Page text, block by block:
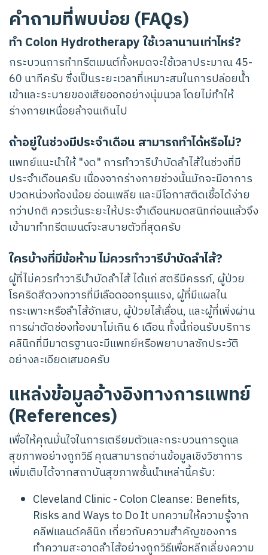
คำถามที่พบบ่อย (FAQs)
ทำ Colon Hydrotherapy ใช้เวลานานเท่าไหร่?
กระบวนการทำทรีตเมนต์ทั้งหมดจะใช้เวลาประมาณ 45-
60 นาทีครับ ซึ่งเป็นระยะเวลาที่เหมาะสมในการปล่อยน้ำ
เข้าและระบายของเสียออกอย่างนุ่มนวล โดยไม่ทำให้
ร่างกายเหนื่อยล้าจนเกินไป
ถ้าอยู่ในช่วงมีประจำเดือน สามารถทำได้หรือไม่?
แพทย์แนะนำให้ "งด" การทำวารีบำบัดลำไส้ในช่วงที่มี
ประจำเดือนครับ เนื่องจากร่างกายช่วงนั้นมักจะมีอาการ
ปวดหน่วงท้องน้อย อ่อนเพลีย และมีโอกาสติดเชื้อได้ง่าย
กว่าปกติ ควรเว้นระยะให้ประจำเดือนหมดสนิทก่อนแล้วจึง
เข้ามาทำทรีตเมนต์จะสบายตัวที่สุดครับ
ใครบ้างที่มีข้อห้าม ไม่ควรทำวารีบำบัดลำไส้?
ผู้ที่ไม่ควรทำวารีบำบัดลำไส้ ได้แก่ สตรีมีครรภ์, ผู้ป่วย
โรคริดสีดวงทวารที่มีเลือดออกรุนแรง, ผู้ที่มีแผลใน
กระเพาะหรือลำไส้อักเสบ, ผู้ป่วยไส้เลื่อน, และผู้ที่เพิ่งผ่าน
การผ่าตัดช่องท้องมาไม่เกิน 6 เดือน ทั้งนี้ก่อนรับบริการ
คลินิกที่มีมาตรฐานจะมีแพทย์หรือพยาบาลซักประวัติ
อย่างละเอียดเสมอครับ
แหล่งข้อมูลอ้างอิงทางการแพทย์
(References)
เพื่อให้คุณมั่นใจในการเตรียมตัวและกระบวนการดูแล
สุขภาพอย่างถูกวิธี คุณสามารถอ่านข้อมูลเชิงวิชาการ
เพิ่มเติมได้จากสถาบันสุขภาพชั้นนำเหล่านี้ครับ:
Cleveland Clinic - Colon Cleanse: Benefits,
Risks and Ways to Do It บทความให้ความรู้จาก
คลีฟแลนด์คลินิก เกี่ยวกับความสำคัญของการ
ทำความสะอาดลำไส้อย่างถูกวิธีเพื่อหลีกเลี่ยงความ